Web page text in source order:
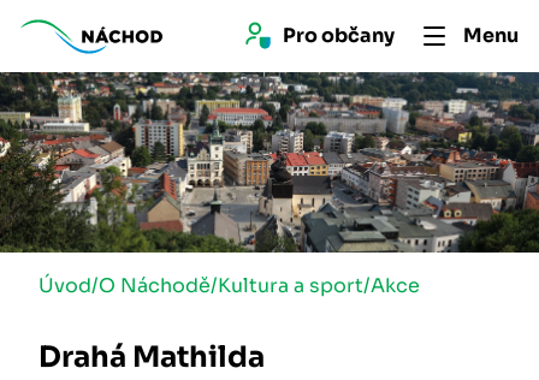
Pro občany Menu
Úvod/O Náchodě/Kultura a sport/Akce
Drahá Mathilda